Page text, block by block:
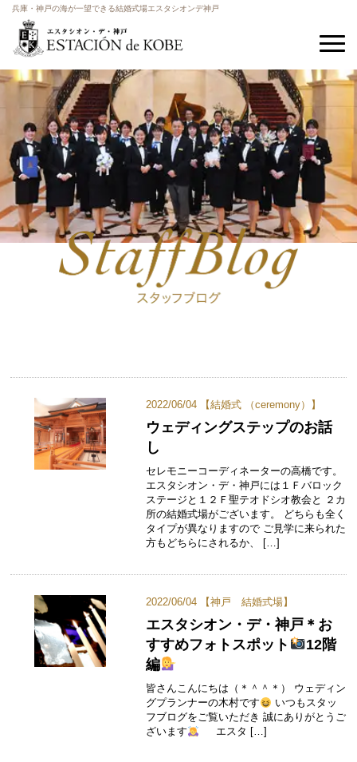
兵庫・神戸の海が一望できる結婚式場エスタシオンデ神戸
2022/06/04 【結婚式 （ceremony） 】
ウェディングステップのお話
し
セレモニーコーディネーターの高橋です。
エスタシオン・デ・神戸には１Ｆバロック
ステージと１２Ｆ聖テオドシオ教会と ２カ
所の結婚式場がございます。 どちらも全く
タイプが異なりますので ご見学に来られた
方もどちらにされるか、 […]
2022/06/04 【神戸 結婚式場】
エスタシオン・デ・神戸＊お
すすめフォトスポット
12階
編
皆さんこんにちは（＊＾＾＊） ウェディン
グプランナーの木村です
いつもスタッ
フブログをご覧いただき 誠にありがとうご
ざいます
エスタ […]